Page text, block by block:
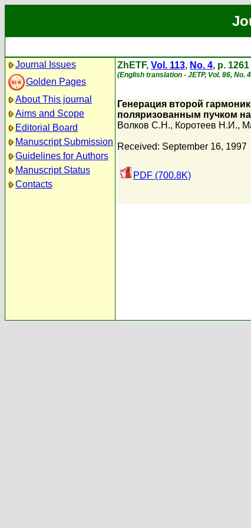
Journal Issues
Golden Pages
About This journal
Aims and Scope
Editorial Board
Manuscript Submission
Guidelines for Authors
Manuscript Status
Contacts
ZhETF, Vol. 113, No. 4, p.
(English translation - JETP, Vol. 86, No.
Генерация второй
поляризованным пучком
Волков С.Н., Коротеев Н.И.,
Received: September 16, 1997
PDF (700.8K)